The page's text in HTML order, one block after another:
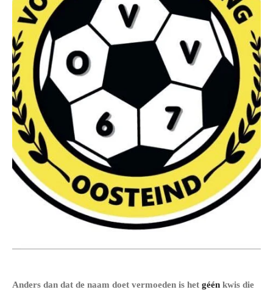
Anders dan dat de naam doet vermoeden is het géén kwis die